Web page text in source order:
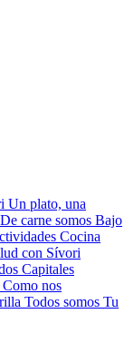
Un plato, una
De carne somos Bajo
Cocina
con Sívori
Capitales
Como nos
Todos somos Tu